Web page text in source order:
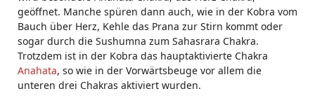
geöffnet. Manche spüren dann auch, wie in der Kobra vom
Bauch über Herz, Kehle das Prana zur Stirn kommt oder
sogar durch die Sushumna zum Sahasrara Chakra.
Trotzdem ist in der Kobra das hauptaktivierte Chakra
Anahata, so wie in der Vorwärtsbeuge vor allem die
unteren drei Chakras aktiviert wurden.